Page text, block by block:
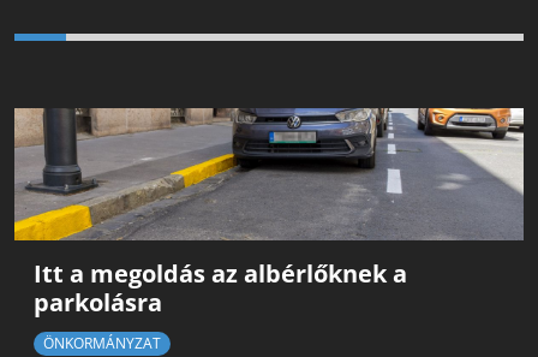
Itt a megoldás az albérlőknek a
parkolásra
ÖNKORMÁNYZAT